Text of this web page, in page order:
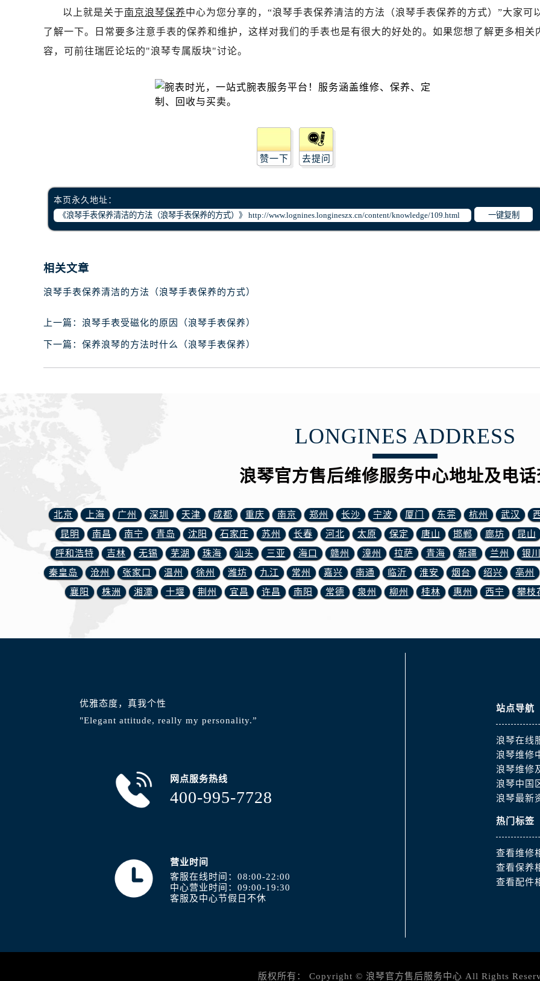
内蒙古自治区呼和浩特市玉泉区大学西街70号华润万象城写字楼（鄂尔多斯大厦）23层2326室（需提
重庆市解放碑渝中区民权路28号英利国际金融中心写字楼20层01室（需提前预约）
黑龙江省大庆市萨尔图区会战大街浪琴售后服务中心（需提前预约）
黑龙江省黑河市爱辉区中央街浪琴售后服务中心（需提前预约）
黑龙江省鸡西市鸡冠区红军路浪琴售后服务中心（需提前预约）
黑龙江省牡丹江市东安区太平路浪琴售后服务中心（需提前预约）
黑龙江省七台河市桃山区大同街浪琴售后服务中心（需提前预约）
黑龙江省绥化市北林区新华街与康庄路交叉口浪琴售后服务中心（需提前预约）
黑龙江省伊春市伊美区通河路浪琴售后服务中心（需提前预约）
吉林省辽源市龙山区人民大街浪琴售后服务中心（需提前预约）
吉林省四平市铁东区紫气大路与南九经街交汇处浪琴售后服务中心（需提前预约）
吉林省松原市宁江区五环大街浪琴售后服务中心（需提前预约）
辽宁省朝阳市双塔区新华路浪琴售后服务中心（需提前预约）
辽宁省丹东市振兴区七经街浪琴售后服务中心（需提前预约）
辽宁省阜新市海州区解放大街浪琴售后服务中心（需提前预约）
辽宁省锦州市古塔区中央大街浪琴售后服务中心（需提前预约）
辽宁省辽阳市白塔区新运大街浪琴售后服务中心（需提前预约）
辽宁省盘锦市兴隆台区石油大街浪琴售后服务中心（需提前预约）
辽宁省铁岭市银州区南马路浪琴售后服务中心（需提前预约）
辽宁省营口市站前区市府路与渤海大街交叉口浪琴售后服务中心（需提前预约）
辽宁省沈阳市沈河区中街路137号亨得利名表维修授权店1楼浪琴售后服务中心（需提前预约）
内蒙古自治区巴彦淖尔市临河区新华街浪琴售后服务中心（需提前预约）
内蒙古自治区包头市青山区幸福路甲3号王府井百货名表维修浪琴售后服务中心（需提前预约）
内蒙古自治区通辽市科尔沁区明仁大街浪琴售后服务中心（需提前预约）
内蒙古自治区乌海市海勃湾区人民南路浪琴售后服务中心（需提前预约）
山西省大同市平城区迎宾街浪琴售后服务中心（需提前预约）
山西省晋城市城区黄华街浪琴售后服务中心（需提前预约）
山西省晋中市榆次区顺城街浪琴售后服务中心（需提前预约）
山西省朔州市朔城区怡西路与鄯阳西街交汇处浪琴售后服务中心（需提前预约）
以上就是关于南京浪琴保养中心为您分享的，“浪琴手表保养清洁的方法（浪琴手表保养的方式）”大家可
了解一下。日常要多注意手表的保养和维护，这样对我们的手表也是有很大的好处的。如果您想了解更多相关
容，可前往瑞匠论坛的"浪琴专属版块"讨论。
赞一下 去提问
本页永久地址：
一键复制
相关文章
浪琴手表保养清洁的方法（浪琴手表保养的方式）
上一篇： 浪琴手表受磁化的原因（浪琴手表保养）
下一篇： 保养浪琴的方法时什么（浪琴手表保养）
LONGINES ADDRESS
浪琴官方售后维修服务中心地址及电话
北京 上海 广州 深圳 天津 成都 重庆 南京 郑州 长沙 宁波 厦门 东莞 杭州 武汉
昆明
南昌 南宁 青岛 沈阳 石家庄 苏州 长春 河北 太原 保定 唐山 邯郸 廊坊 昆山
呼和浩特
吉林 无锡 芜湖 珠海 汕头 三亚 海口 赣州 漳州 拉萨 青海 新疆 兰州 银川
秦皇岛
沧州 张家口 温州 徐州 潍坊 九江 常州 嘉兴 南通 临沂 淮安 烟台 绍兴 亳州
襄阳
株洲 湘潭 十堰 荆州 宜昌 许昌 南阳 常德 泉州 柳州 桂林 惠州 西宁 攀枝
优雅态度，真我个性
"Elegant attitude, really my personality.”
网点服务热线
400-995-7728
营业时间
客服在线时间：08:00-22:00
中心营业时间：09:00-19:30
客服及中心节假日不休
站点导航
浪琴在线
浪琴维修
浪琴维修
浪琴中国
浪琴最新
热门标签
查看维修
查看保养
查看配件
版权所有： Copyright © 浪琴官方售后服务中心 All Rights